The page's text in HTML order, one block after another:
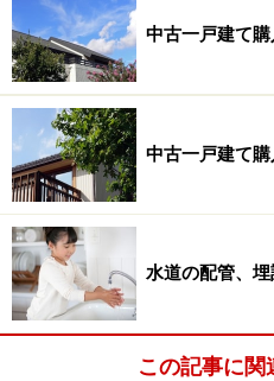
中古一戸建て
中古一戸建て
水道の配管、
この記事に関